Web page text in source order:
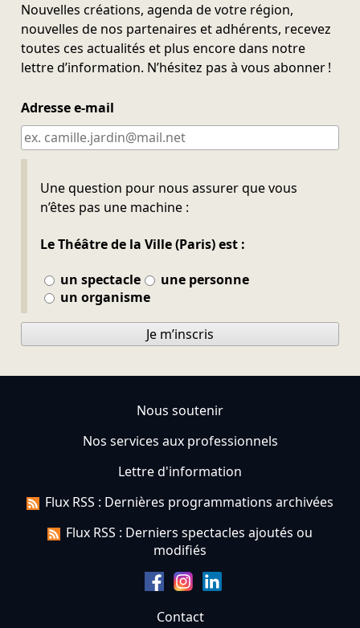
Nouvelles créations, agenda de votre région,
nouvelles de nos partenaires et adhérents, recevez
toutes ces actualités et plus encore dans notre
lettre d’information. N’hésitez pas à vous abonner !
Adresse e-mail
Une question pour nous assurer que vous
n’êtes pas une machine :
Le Théâtre de la Ville (Paris) est :
un spectacle
une personne
un organisme
Ne pas remplir
Je m’inscris
Nous soutenir
Nos services aux professionnels
Lettre d'information
Flux RSS : Dernières programmations archivées
Flux RSS : Derniers spectacles ajoutés ou
modifiés
Contact